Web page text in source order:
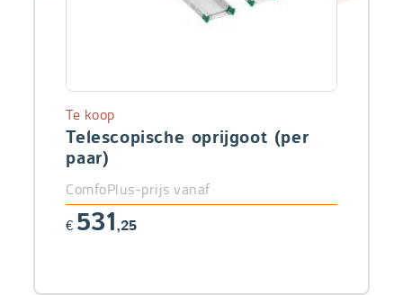
Telescopische oprijgoot (per
paar)
Te koop
ComfoPlus-prijs vanaf
€ 531,25